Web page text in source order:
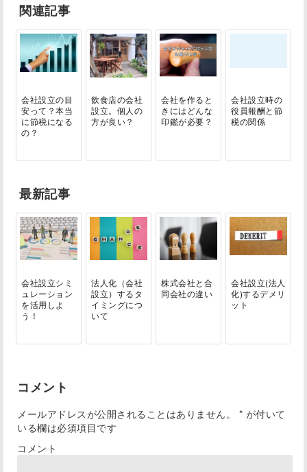
関連記事
会社設立の目
安って？本当
に節税になる
の？
飲食店の会社
設立。個人の
方が良い？
会社を作ると
きにはどんな
印鑑が必要？
会社設立時の
役員報酬と節
税の関係
最新記事
会社設立シミ
ュレーション
を活用しよ
う！
法人化（会社
設立）するタ
イミングにつ
いて
株式会社と合
同会社の違い
会社設立(法人
化)するデメリ
ット
コメント
メールアドレスが公開されることはありません。 * が付いて
いる欄は必須項目です
コメント